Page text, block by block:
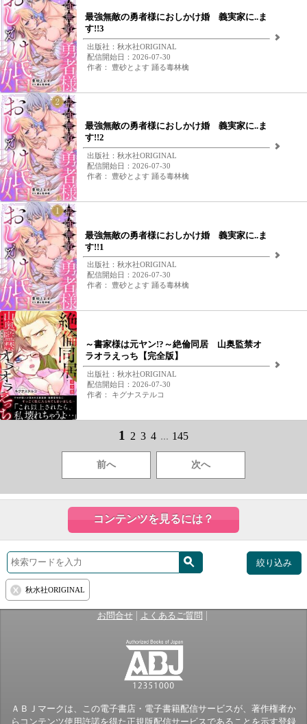
最強無敵の勇者様におしかけ婚 義実家に..ま
す!!3
出版社：秋水社ORIGINAL
配信開始日：2026-07-30
作者： 豊砂とよす 踊る毒林檎
最強無敵の勇者様におしかけ婚 義実家に..ま
す!!2
出版社：秋水社ORIGINAL
配信開始日：2026-07-30
作者： 豊砂とよす 踊る毒林檎
最強無敵の勇者様におしかけ婚 義実家に..ま
す!!1
出版社：秋水社ORIGINAL
配信開始日：2026-07-30
作者： 豊砂とよす 踊る毒林檎
～書家様は元ヤン!?～絶倫同居 山奥監禁オ
ラオラえっち【完全版】
出版社：秋水社ORIGINAL
配信開始日：2026-07-30
作者： キグナステルコ
1 2 3 4 ... 145
前へ 次へ
コンテンツを見るには？
絞り込み
秋水社ORIGINAL
お問合せ| よくあるご質問 |
ＡＢＪマークは、この電子書店・電子書籍配信サービスが、著作権者か
らコンテンツ使用許諾を得た正規版配信サービスであることを示す登録